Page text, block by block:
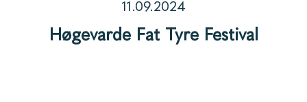
11.09.2024
Høgevarde Fat Tyre Festival